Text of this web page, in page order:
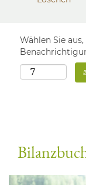
Wählen Sie